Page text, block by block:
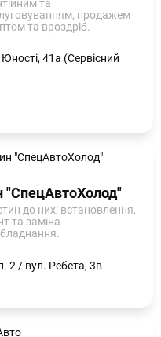
та
продажем
та вроздріб.
41а (Сервісний
"СпецАвтоХолод"
до них; встановлення,
та заміна
2 / вул. Ребета, 3в